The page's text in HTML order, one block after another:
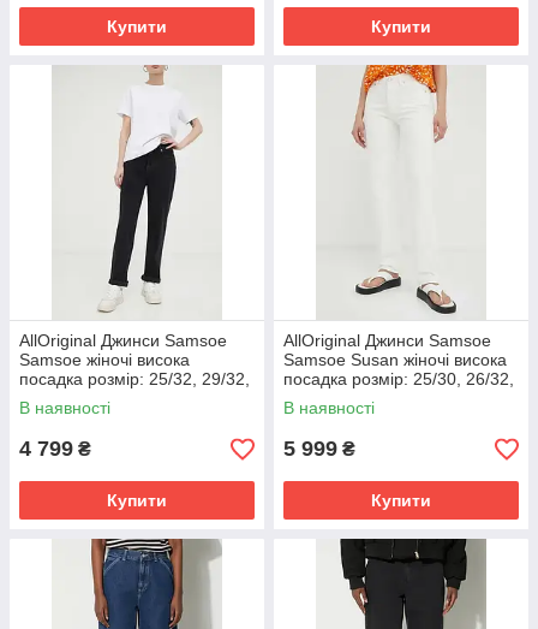
Купити Купити
AllOriginal Джинси Samsoe
Samsoe жіночі висока
посадка розмір: 25/32, 29/32,
30/32
В наявності
4 799 ₴
Купити
AllOriginal Джинси Samsoe
Samsoe Susan жіночі висока
посадка розмір: 25/30, 26/32,
27/30, 27/32, 28/32, 29/32
В наявності
5 999 ₴
Купити